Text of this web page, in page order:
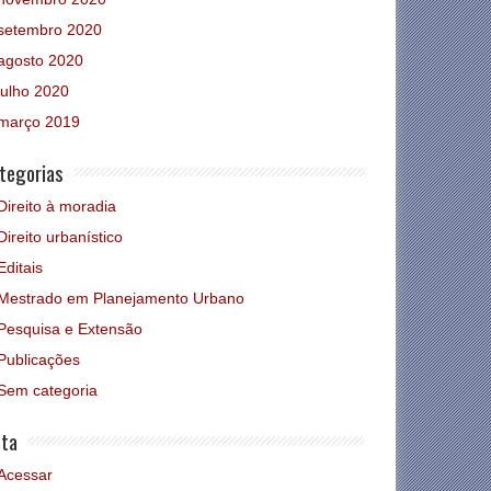
2020
2020
2020
2019
à moradia
urbanístico
em Planejamento Urbano
e Extensão
categoria